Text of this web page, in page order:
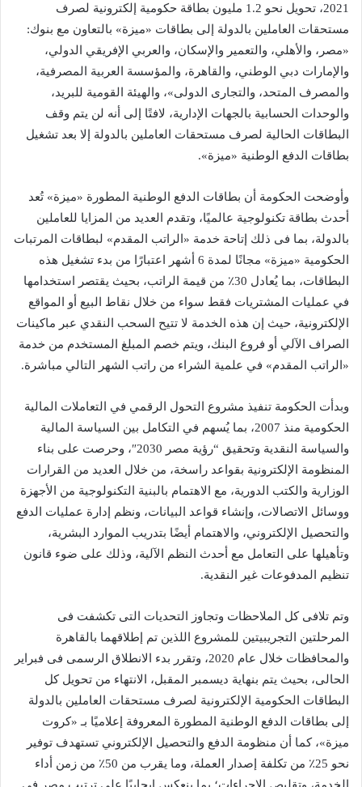
2021، تحويل نحو 1.2 مليون بطاقة حكومية إلكترونية لصرف
مستحقات العاملين بالدولة إلى بطاقات «ميزة» بالتعاون مع بنوك:
«مصر، والأهلي، والتعمير والإسكان، والعربي الإفريقي الدولي،
والإمارات دبي الوطني، والقاهرة، والمؤسسة العربية المصرفية،
والمصرف المتحد، والتجارى الدولى»، والهيئة القومية للبريد،
والوحدات الحسابية بالجهات الإدارية، لافتًا إلى أنه لن يتم وقف
البطاقات الحالية لصرف مستحقات العاملين بالدولة إلا بعد تشغيل
بطاقات الدفع الوطنية «ميزة».
وأوضحت الحكومة أن بطاقات الدفع الوطنية المطورة «ميزة» تُعد
أحدث بطاقة تكنولوجية عالميًا، وتقدم العديد من المزايا للعاملين
بالدولة، بما فى ذلك إتاحة خدمة «الراتب المقدم» لبطاقات المرتبات
الحكومية «ميزة» مجانًا لمدة 6 أشهر اعتبارًا من بدء تشغيل هذه
البطاقات، بما يُعادل 30٪ من قيمة الراتب، بحيث يقتصر استخدامها
في عمليات المشتريات فقط سواء من خلال نقاط البيع أو المواقع
الإلكترونية، حيث إن هذه الخدمة لا تتيح السحب النقدي عبر ماكينات
الصراف الآلي أو فروع البنك، ويتم خصم المبلغ المستخدم من خدمة
«الراتب المقدم» في علمية الشراء من راتب الشهر التالي مباشرة.
وبدأت الحكومة تنفيذ مشروع التحول الرقمي في التعاملات المالية
الحكومية منذ 2007، بما يُسهم في التكامل بين السياسة المالية
والسياسة النقدية وتحقيق “رؤية مصر 2030″، وحرصت على بناء
المنظومة الإلكترونية بقواعد راسخة، من خلال العديد من القرارات
الوزارية والكتب الدورية، مع الاهتمام بالبنية التكنولوجية من الأجهزة
ووسائل الاتصالات، وإنشاء قواعد البيانات، ونظم إدارة عمليات الدفع
والتحصيل الإلكتروني، والاهتمام أيضًا بتدريب الموارد البشرية،
وتأهيلها على التعامل مع أحدث النظم الآلية، وذلك على ضوء قانون
تنظيم المدفوعات غير النقدية.
وتم تلافى كل الملاحظات وتجاوز التحديات التى تكشفت فى
المرحلتين التجريبيتين للمشروع اللذين تم إطلاقهما بالقاهرة
والمحافظات خلال عام 2020، وتقرر بدء الانطلاق الرسمى فى فبراير
الحالى، بحيث يتم بنهاية ديسمبر المقبل، الانتهاء من تحويل كل
البطاقات الحكومية الإلكترونية لصرف مستحقات العاملين بالدولة
إلى بطاقات الدفع الوطنية المطورة المعروفة إعلاميًا بـ «كروت
ميزة»، كما أن منظومة الدفع والتحصيل الإلكتروني تستهدف توفير
نحو 25٪ من تكلفة إصدار العملة، وما يقرب من 50٪ من زمن أداء